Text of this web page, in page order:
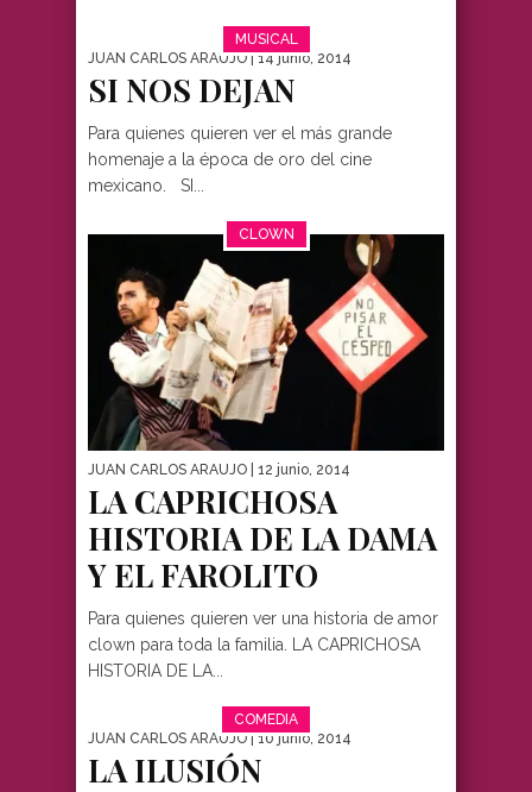
MUSICAL
JUAN CARLOS ARAUJO | 14 junio, 2014
SI NOS DEJAN
Para quienes quieren ver el más grande
homenaje a la época de oro del cine
mexicano. SI...
CLOWN
JUAN CARLOS ARAUJO | 12 junio, 2014
LA CAPRICHOSA
HISTORIA DE LA DAMA
Y EL FAROLITO
Para quienes quieren ver una historia de amor
clown para toda la familia. LA CAPRICHOSA
HISTORIA DE LA...
COMEDIA
JUAN CARLOS ARAUJO| 10 junio, 2014
LA ILUSIÓN